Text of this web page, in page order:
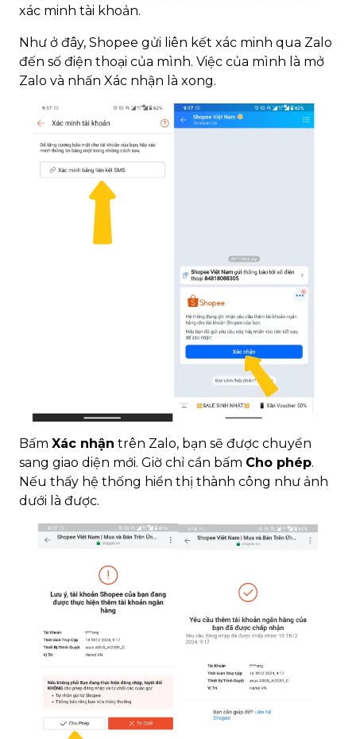
xác minh tài khoản.
Như ở đây, Shopee gửi liên kết xác minh qua Zalo
đến số điện thoại của mình. Việc của mình là mở
Zalo và nhấn Xác nhận là xong.
Bấm Xác nhận trên Zalo, bạn sẽ được chuyển
sang giao diện mới. Giờ chỉ cần bấm Cho phép.
Nếu thấy hệ thống hiển thị thành công như ảnh
dưới là được.